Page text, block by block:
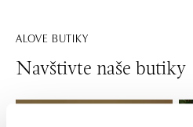
ALOVE BUTIKY
Navštivte naše butiky